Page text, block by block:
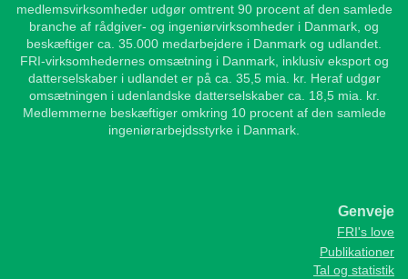
medlemsvirksomheder udgør omtrent 90 procent af den samlede
branche af rådgiver- og ingeniørvirksomheder i Danmark, og
beskæftiger ca. 35.000 medarbejdere i Danmark og udlandet.
FRI-virksomhedernes omsætning i Danmark, inklusiv eksport og
datterselskaber i udlandet er på ca. 35,5 mia. kr. Heraf udgør
omsætningen i udenlandske datterselskaber ca. 18,5 mia. kr.
Medlemmerne beskæftiger omkring 10 procent af den samlede
ingeniørarbejdsstyrke i Danmark.
Genveje
FRI's love
Publikationer
Tal og statistik